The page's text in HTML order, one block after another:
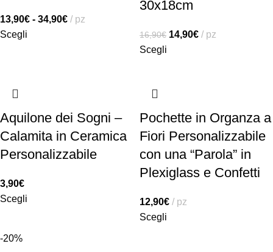
13,90€ - 34,90€
pz
Scegli
30x18cm
16,90€ 14,90€
pz
Scegli
Aquilone dei Sogni –
Calamita in Ceramica
Personalizzabile
3,90€
Scegli
Pochette in Organza a
Fiori Personalizzabile
con una “Parola” in
Plexiglass e Confetti
12,90€
pz
Scegli
-20%